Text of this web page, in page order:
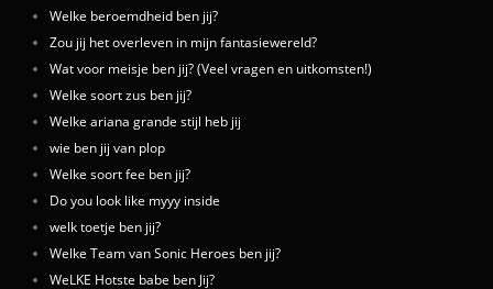
Welke beroemdheid ben jij?
Zou jij het overleven in mijn fantasiewereld?
Wat voor meisje ben jij? (Veel vragen en uitkomsten!)
Welke soort zus ben jij?
Welke ariana grande stijl heb jij
wie ben jij van plop
Welke soort fee ben jij?
Do you look like myyy inside
welk toetje ben jij?
Welke Team van Sonic Heroes ben jij?
WeLKE Hotste babe ben Jij?